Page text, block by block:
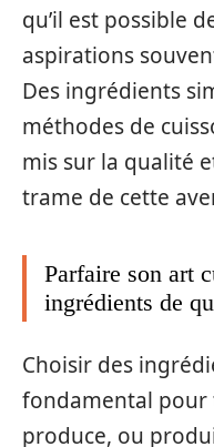
qu’il est possible
aspirations
Des ingrédients
méthodes de
mis sur la qualité
trame de cette
Parfaire son art
ingrédients de
Choisir des
fondamental pour
produce, ou